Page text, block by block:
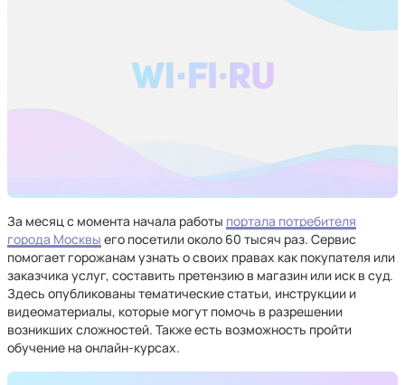
За месяц с момента начала работы портала потребителя
города Москвы его посетили около 60 тысяч раз. Сервис
помогает горожанам узнать о своих правах как покупателя или
заказчика услуг, составить претензию в магазин или иск в суд.
Здесь опубликованы тематические статьи, инструкции и
видеоматериалы, которые могут помочь в разрешении
возникших сложностей. Также есть возможность пройти
обучение на онлайн-курсах.